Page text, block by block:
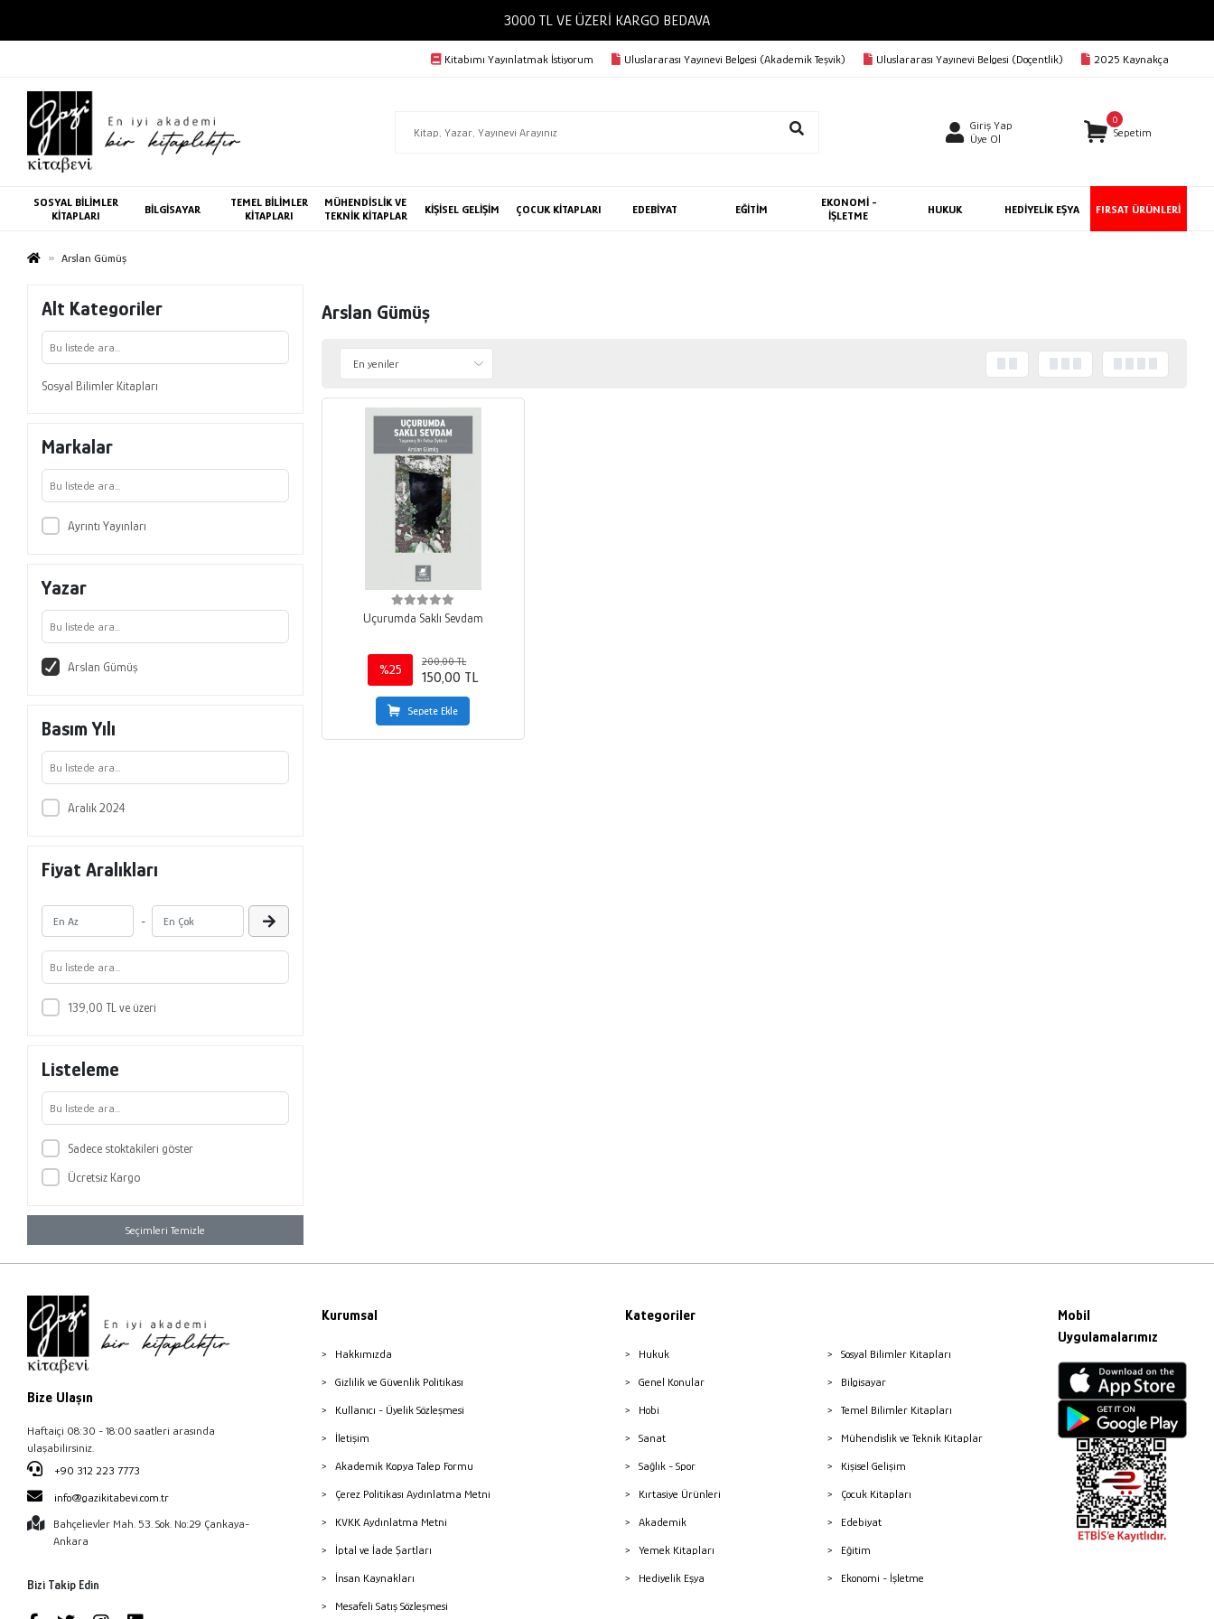
3000 TL VE ÜZERİ KARGO BEDAVA
Kitabımı Yayınlatmak İstiyorum Uluslararası Yayınevi Belgesi (Akademik Teşvik) Uluslararası Yayınevi Belgesi (Doçentlik) 2025 Kaynakça
Giriş Yap
Üye Ol
0
Sepetim
SOSYAL BİLİMLER
KİTAPLARI
BİLGİSAYAR
TEMEL BİLİMLER
KİTAPLARI
MÜHENDİSLİK VE
TEKNİK KİTAPLAR
KİŞİSEL GELİŞİM ÇOCUK KİTAPLARI EDEBİYAT EĞİTİM
EKONOMİ -
İŞLETME
HUKUK HEDİYELİK EŞYA FIRSAT ÜRÜNLERİ
Arslan Gümüş
Alt Kategoriler
Sosyal Bilimler Kitapları
Markalar
Ayrıntı Yayınları
Yazar
Arslan Gümüş
Basım Yılı
Aralık 2024
Fiyat Aralıkları
-
139,00 TL ve üzeri
Listeleme
Sadece stoktakileri göster
Ücretsiz Kargo
Seçimleri Temizle
Arslan Gümüş
Uçurumda Saklı Sevdam
%25
200,00 TL
150,00 TL
Sepete Ekle
Bize Ulaşın
Haftaiçi 08:30 - 18:00 saatleri arasında
ulaşabilirsiniz.
+90 312 223 7773
info@gazikitabevi.com.tr
Bahçelievler Mah. 53. Sok. No:29 Çankaya-
Ankara
Bizi Takip Edin
Kurumsal
Hakkımızda
Gizlilik ve Güvenlik Politikası
Kullanıcı - Üyelik Sözleşmesi
İletişim
Akademik Kopya Talep Formu
Çerez Politikası Aydınlatma Metni
KVKK Aydınlatma Metni
İptal ve İade Şartları
İnsan Kaynakları
Mesafeli Satış Sözleşmesi
Kategoriler
Hukuk
Genel Konular
Hobi
Sanat
Sağlık - Spor
Kırtasiye Ürünleri
Akademik
Yemek Kitapları
Hediyelik Eşya
Sosyal Bilimler Kitapları
Bilgisayar
Temel Bilimler Kitapları
Mühendislik ve Teknik Kitaplar
Kişisel Gelişim
Çocuk Kitapları
Edebiyat
Eğitim
Ekonomi - İşletme
Mobil
Uygulamalarımız